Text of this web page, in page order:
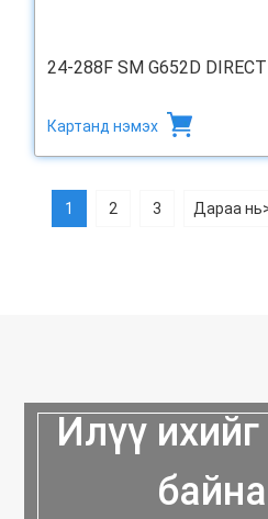
24-288F SM G652D DIRECT
Картанд нэмэх
1 2 3 Дараа
Илүү